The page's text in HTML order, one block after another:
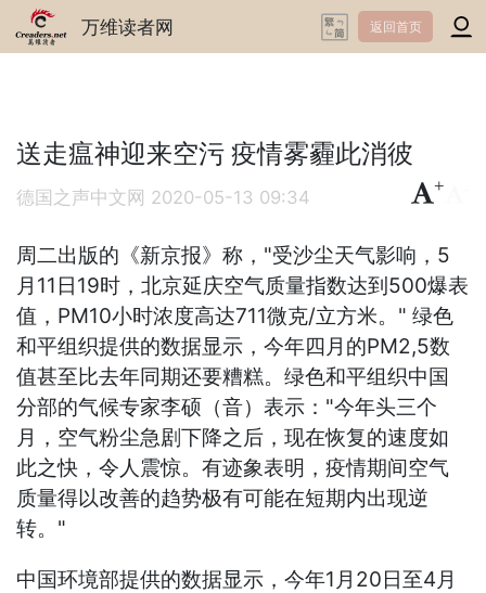
万维读者网 返回首页
送走瘟神迎来空污 疫情雾霾此消彼
德国之声中文网 2020-05-13 09:34
+
周二出版的《新京报》称，"受沙尘天气影响，5
月11日19时，北京延庆空气质量指数达到500爆表
值，PM10小时浓度高达711微克/立方米。" 绿色
和平组织提供的数据显示，今年四月的PM2,5数
值甚至比去年同期还要糟糕。绿色和平组织中国
分部的气候专家李硕（音）表示："今年头三个
月，空气粉尘急剧下降之后，现在恢复的速度如
此之快，令人震惊。有迹象表明，疫情期间空气
质量得以改善的趋势极有可能在短期内出现逆
转。"
中国环境部提供的数据显示，今年1月20日至4月